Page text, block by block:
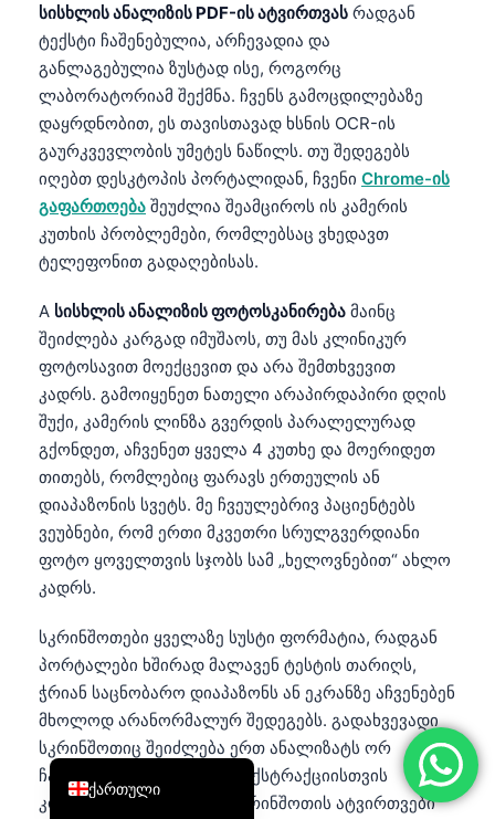
სისხლის ანალიზის PDF-ის ატვირთვას რადგან
ტექსტი ჩაშენებულია, არჩევადია და
განლაგებულია ზუსტად ისე, როგორც
ლაბორატორიამ შექმნა. ჩვენს გამოცდილებაზე
დაყრდნობით, ეს თავისთავად ხსნის OCR-ის
გაურკვევლობის უმეტეს ნაწილს. თუ შედეგებს
იღებთ დესკტოპის პორტალიდან, ჩვენი Chrome-ის
გაფართოება შეუძლია შეამციროს ის კამერის
კუთხის პრობლემები, რომლებსაც ვხედავთ
ტელეფონით გადაღებისას.
A სისხლის ანალიზის ფოტოსკანირება მაინც
შეიძლება კარგად იმუშაოს, თუ მას კლინიკურ
ფოტოსავით მოექცევით და არა შემთხვევით
კადრს. გამოიყენეთ ნათელი არაპირდაპირი დღის
შუქი, კამერის ლინზა გვერდის პარალელურად
გქონდეთ, აჩვენეთ ყველა 4 კუთხე და მოერიდეთ
თითებს, რომლებიც ფარავს ერთეულის ან
დიაპაზონის სვეტს. მე ჩვეულებრივ პაციენტებს
ვეუბნები, რომ ერთი მკვეთრი სრულგვერდიანი
ფოტო ყოველთვის სჯობს სამ „ხელოვნებით“ ახლო
კადრს.
სკრინშოთები ყველაზე სუსტი ფორმატია, რადგან
პორტალები ხშირად მალავენ ტესტის თარიღს,
ჭრიან საცნობარო დიაპაზონს ან ეკრანზე აჩვენებენ
მხოლოდ არანორმალურ შედეგებს. გადახვევადი
სკრინშოთიც შეიძლება ერთ ანალიზატს ორ
ჩარჩოდ დაყოფდეს, რაც ექსტრაქციისთვის
კოშმარია. ჩვენს რიგში სკრინშოთის ატვირთვები
ქართული
English
Deutsch
العربية
Français
Italiano
Español
Português
Ελληνικά
Türkçe
Română
简体中文
فارسی
Български
Dansk
Nederlands
Bahasa Indonesia
Հայերեն
Íslenska
Српски језик